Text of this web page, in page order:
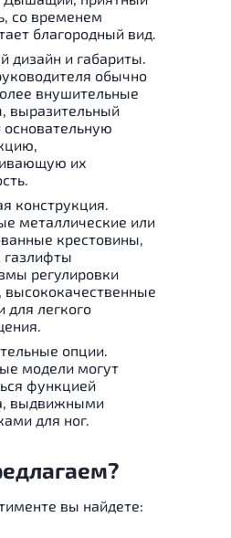
со временем
благородный вид.
дизайн и габариты.
обычно
внушительные
выразительный
основательную
их
конструкция.
металлические или
крестовины,
газлифты
регулировки
высококачественные
для легкого
опции.
модели могут
функцией
выдвижными
для ног.
вы найдете: